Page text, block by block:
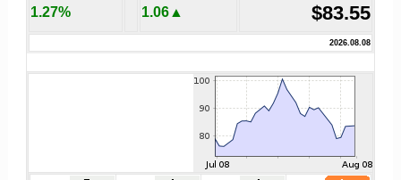
$83.55
▲1.06
1.27%
2026.08.08